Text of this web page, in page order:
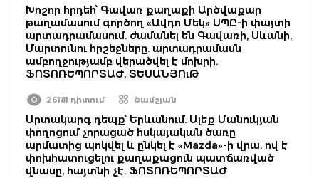
Խոշոր հրդեհ՝ Գավառ քաղաքի Արծվաքար
թաղամասում գործող «Ավդո Մեկ» ՍՊԸ-ի փայտի
արտադրամասում. ժամանել են Գավառի, Սևանի,
Մարտունու հրշեջները. արտադրամասն
ամբողջությամբ վերածվել է մոխրի.
ՖՈՏՈՌԵՊՈՐՏԱԺ, ՏԵՍԱՆՅՈւԹ
26181 դիտում Շամշյան
Արտակարգ դեպք՝ Երևանում. Ալեք Մանուկյան
փողոցում չորացած հսկայական ծառը
արմատից պոկվել և ընկել է «Mazda»-ի վրա. ով է
փոխհատուցելու քաղաքացուն պատճառված
վնասը, հայտնի չէ. ՖՈՏՈՌԵՊՈՐՏԱԺ